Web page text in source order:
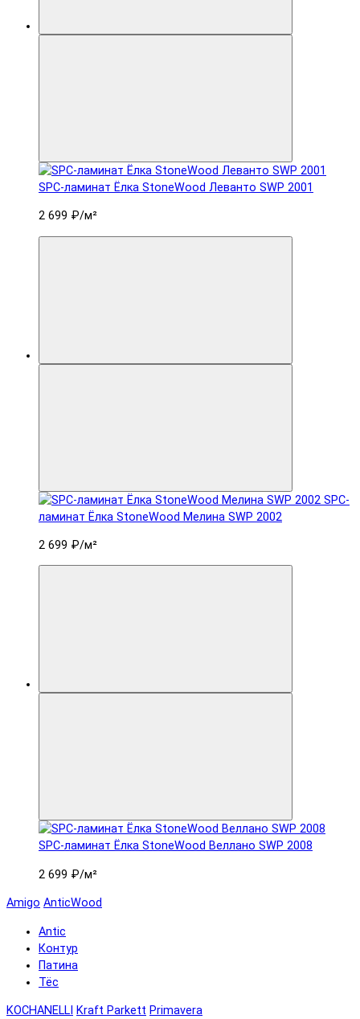
SPC-ламинат Ëлка StoneWood Леванто SWP 2001
2 699 ₽/м²
SPC-
ламинат Ëлка StoneWood Мелина SWP 2002
2 699 ₽/м²
SPC-ламинат Ëлка StoneWood Веллано SWP 2008
2 699 ₽/м²
Amigo AnticWood
Antic
Контур
Патина
Тёс
KOCHANELLI Kraft Parkett Primavera